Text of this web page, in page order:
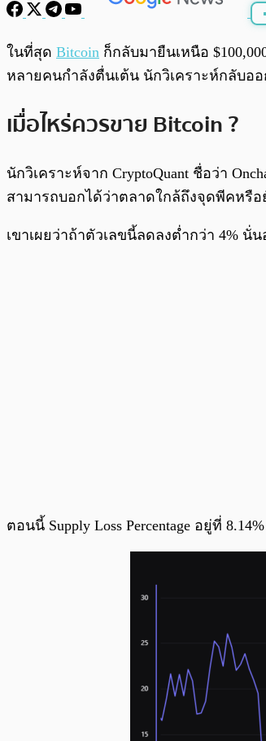
พร้อมเล่น
ในที่สุด Bitcoin ก็กลับมายืนเหนือ
หลายคนกำลังตื่นเต้น นักวิเคราะห์กลับ
เมื่อไหร่ควรขาย Bitcoin ?
นักวิเคราะห์จาก CryptoQuant ชื่อว่า
สามารถบอกได้ว่าตลาดใกล้ถึงจุดพีคหรือ
เขาเผยว่าถ้าตัวเลขนี้ลดลงต่ำกว่า 4%
ตอนนี้ Supply Loss Percentage อยู่ที่